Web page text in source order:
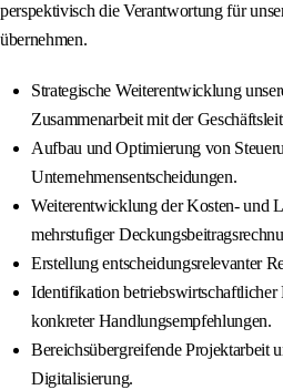
perspektivisch die Verantwortung für
übernehmen.
Strategische Weiterentwicklung
Zusammenarbeit mit der
Aufbau und Optimierung von
Unternehmensentscheidungen.
Weiterentwicklung der Kosten- und
mehrstufiger
Erstellung entscheidungsrelevanter
Identifikation
konkreter Handlungsempfehlungen.
Bereichsübergreifende Projektarbeit
Digitalisierung.